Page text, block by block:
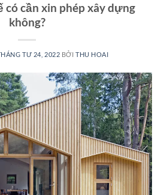
có cần xin phép xây dựng
không?
TƯ 24, 2022 BỞITHU HOAI